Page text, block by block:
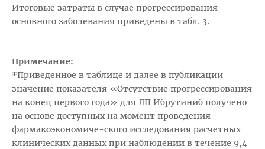
Итоговые затраты в случае прогрессирования
основного заболевания приведены в табл. 3.
Примечание:
*Приведенное в таблице и далее в публикации
значение показателя «Отсутствие прогрессирования
на конец первого года» для ЛП Ибрутиниб получено
на основе доступных на момент проведения
фармакоэкономиче-ского исследования расчетных
клинических данных при наблюдении в течение 9,4